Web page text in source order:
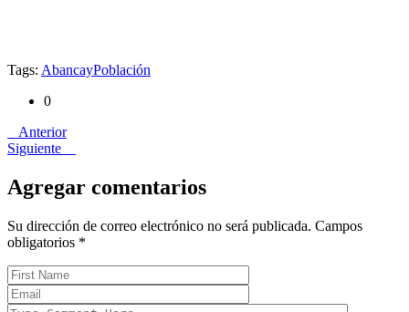
Tags: AbancayPoblación
0
Anterior
Siguiente
Agregar comentarios
Su dirección de correo electrónico no será publicada. Campos
obligatorios *